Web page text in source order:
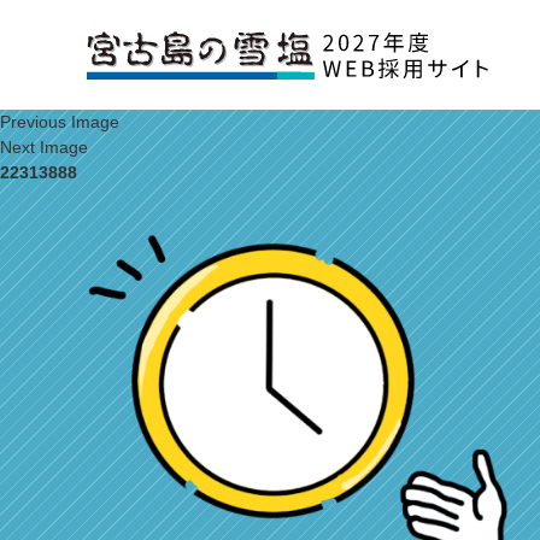
Previous Image
Next Image
22313888